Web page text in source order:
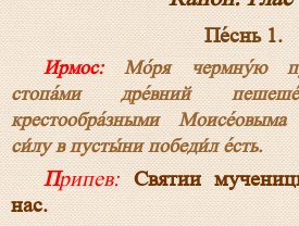
Пе́снь 1.
Ирмос:Мо́ря чермну́ю
стопа́ми дре́вний
крестообра́зными
си́лу в пусты́ни победи́л е́сть.
Припев: Святии
нас.